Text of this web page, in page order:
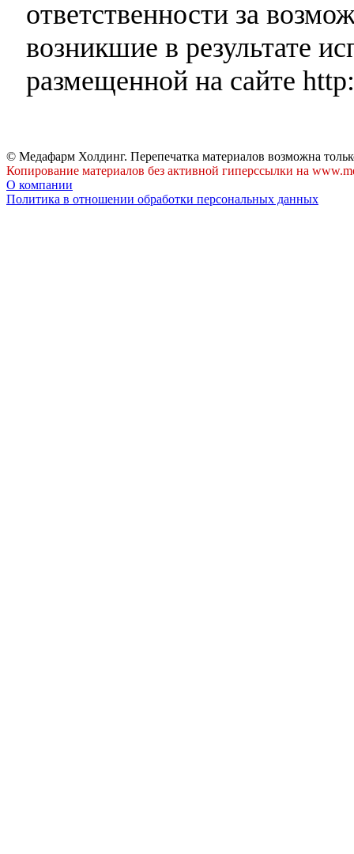
ответственности за
возникшие в результате
размещенной на сайте
© Медафарм Холдинг. Перепечатка материалов возможна
Копирование материалов без активной гиперссылки на
О компании
Политика в отношении обработки персональных данных